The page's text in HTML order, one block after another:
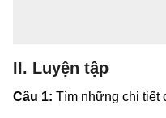
II. Luyện tập
Câu 1: Tìm những chi tiết